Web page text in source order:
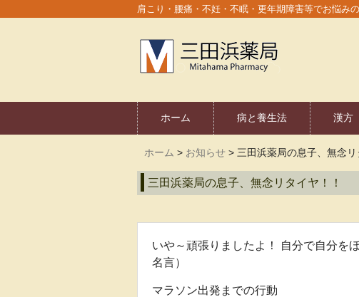
肩こり・腰痛・不妊・不眠・更年期障害等でお悩み
ホーム 病と養生法 漢方
ホーム > お知らせ > 三田浜薬局の息子、無念リ
三田浜薬局の息子、無念リタイヤ！！
いや～頑張りましたよ！ 自分で自分を
名言）
マラソン出発までの行動